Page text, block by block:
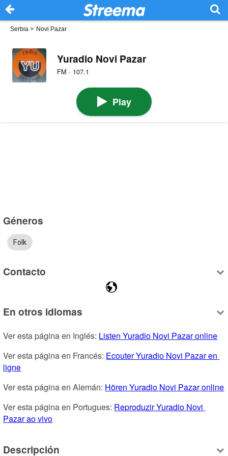
Serbia > Novi Pazar
Yuradio Novi Pazar
FM · 107.1
Play
Géneros
Folk
Contacto
En otros idiomas
Ver esta página en Inglés: Listen Yuradio Novi Pazar online
Ver esta página en Francés: Ecouter Yuradio Novi Pazar en
ligne
Ver esta página en Alemán: Hören Yuradio Novi Pazar online
Ver esta página en Portugues: Reproduzir Yuradio Novi
Pazar ao vivo
Descripción